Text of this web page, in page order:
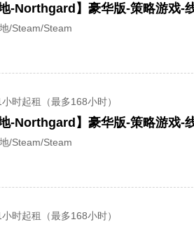
地-Northgard】豪华版-策略游戏-
/Steam/Steam
小时起租（最多168小时）
地-Northgard】豪华版-策略游戏-
/Steam/Steam
小时起租（最多168小时）